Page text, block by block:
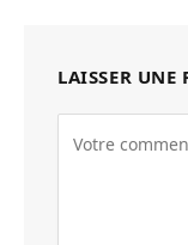
LAISSER UNE